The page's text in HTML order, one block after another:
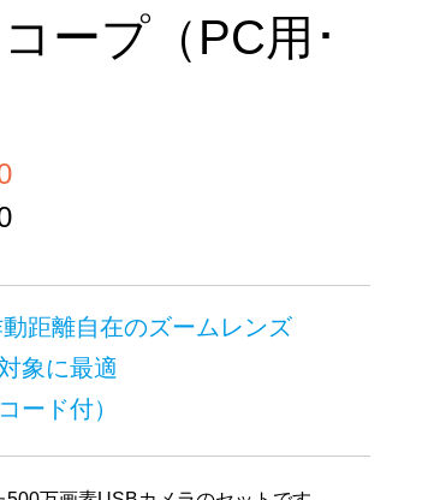
ープ（PC用･
距離自在のズームレンズ
象に最適
ード付）